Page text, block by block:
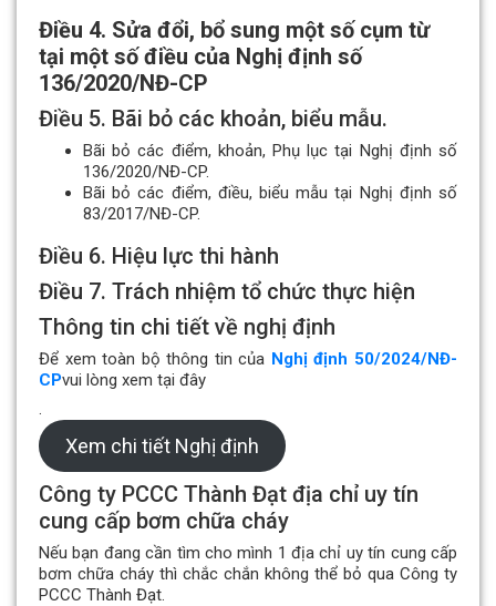
Điều 4. Sửa đổi, bổ sung một số cụm từ
tại một số điều của Nghị định số
136/2020/NĐ-CP
Điều 5. Bãi bỏ các khoản, biểu mẫu.
Bãi bỏ các điểm, khoản, Phụ lục tại Nghị định số
136/2020/NĐ-CP.
Bãi bỏ các điểm, điều, biểu mẫu tại Nghị định số
83/2017/NĐ-CP.
Điều 6. Hiệu lực thi hành
Điều 7. Trách nhiệm tổ chức thực hiện
Thông tin chi tiết về nghị định
Để xem toàn bộ thông tin của Nghị định 50/2024/NĐ-
CPvui lòng xem tại đây
Xem chi tiết Nghị định
Công ty PCCC Thành Đạt địa chỉ uy tín
cung cấp bơm chữa cháy
Nếu bạn đang cần tìm cho mình 1 địa chỉ uy tín cung cấp
bơm chữa cháy thì chắc chắn không thể bỏ qua Công ty
PCCC Thành Đạt.